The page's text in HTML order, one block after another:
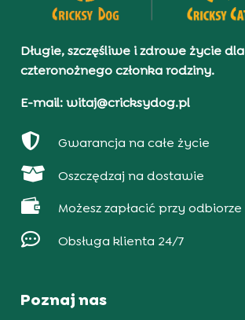
Długie, szczęśliwe i zdrowe życie dla
czteronożnego członka rodziny.
E-mail: witaj@cricksydog.pl
 Gwarancja na całe życie
 Oszczędzaj na dostawie
 Możesz zapłacić przy odbiorze
 Obsługa klienta 24/7
Poznaj nas